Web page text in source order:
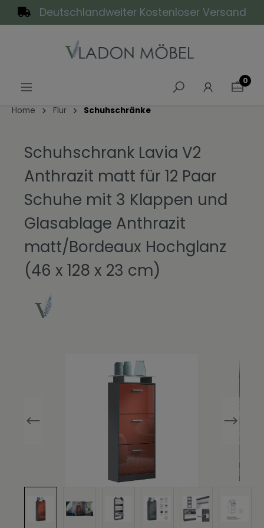
springenDeutschlandweiter Kostenloser Versand
0
Home Flur Schuhschränke
Schuhschrank Lavia V2
Anthrazit matt für 12 Paar
Schuhe mit 3 Klappen und
Glasablage Anthrazit
matt/Bordeaux Hochglanz
(46 x 128 x 23 cm)
Bildergalerie überspringen